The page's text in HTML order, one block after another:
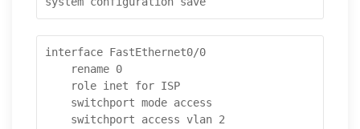
interface FastEthernet0/0
rename 0
role inet for ISP
switchport mode access
switchport access vlan 2